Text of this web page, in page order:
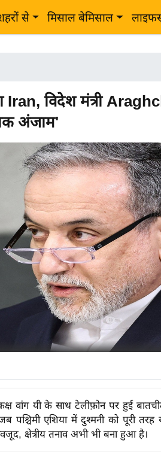
से मिसाल बेमिसाल
Iran, विदेश मंत्री
अंजाम'
वांग यी के साथ टेलीफ़ोन पर हुई
पश्चिमी एशिया में दुश्मनी को पूरी
क्षेत्रीय तनाव अभी भी बना हुआ है।